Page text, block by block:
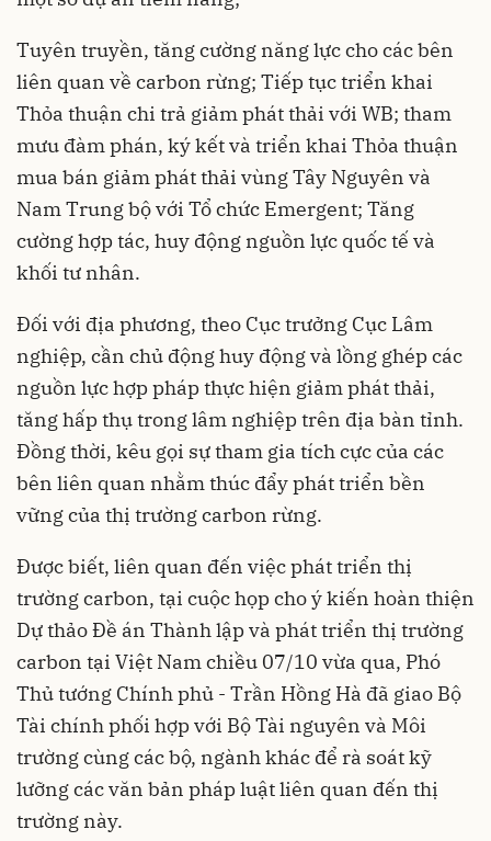
Tuyên truyền, tăng cường năng lực cho các bên
liên quan về carbon rừng; Tiếp tục triển khai
Thỏa thuận chi trả giảm phát thải với WB; tham
mưu đàm phán, ký kết và triển khai Thỏa thuận
mua bán giảm phát thải vùng Tây Nguyên và
Nam Trung bộ với Tổ chức Emergent; Tăng
cường hợp tác, huy động nguồn lực quốc tế và
khối tư nhân.
Đối với địa phương, theo Cục trưởng Cục Lâm
nghiệp, cần chủ động huy động và lồng ghép các
nguồn lực hợp pháp thực hiện giảm phát thải,
tăng hấp thụ trong lâm nghiệp trên địa bàn tỉnh.
Đồng thời, kêu gọi sự tham gia tích cực của các
bên liên quan nhằm thúc đẩy phát triển bền
vững của thị trường carbon rừng.
Được biết, liên quan đến việc phát triển thị
trường carbon, tại cuộc họp cho ý kiến hoàn thiện
Dự thảo Đề án Thành lập và phát triển thị trường
carbon tại Việt Nam chiều 07/10 vừa qua, Phó
Thủ tướng Chính phủ - Trần Hồng Hà đã giao Bộ
Tài chính phối hợp với Bộ Tài nguyên và Môi
trường cùng các bộ, ngành khác để rà soát kỹ
lưỡng các văn bản pháp luật liên quan đến thị
trường này.